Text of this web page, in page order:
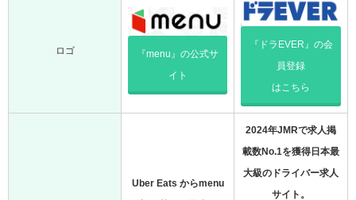
ロゴ 『menu』の公式サ
イト
『ドラEVER』の会
員登録
はこちら
Uber Eats からmenu
2024年JMRで求人掲
載数No.1を獲得日本最
大級のドライバー求人
サイト。